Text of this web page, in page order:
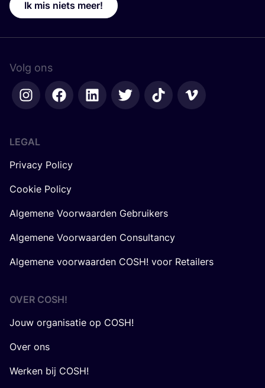
Ik mis niets meer!
Volg ons
LEGAL
Privacy Policy
Cookie Policy
Algemene Voorwaarden Gebruikers
Algemene Voorwaarden Consultancy
Algemene voorwaarden COSH! voor Retailers
OVER COSH!
Jouw organisatie op COSH!
Over ons
Werken bij COSH!